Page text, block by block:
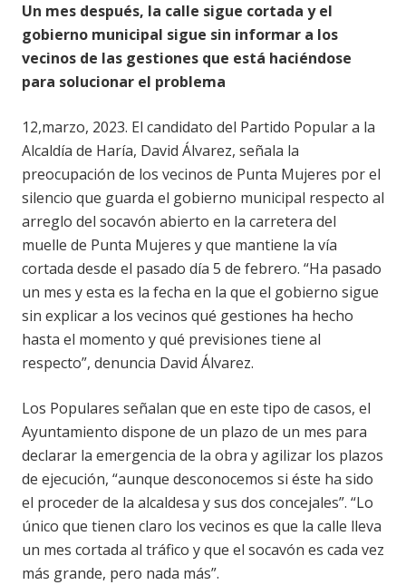
Un mes después, la calle sigue cortada y el
gobierno municipal sigue sin informar a los
vecinos de las gestiones que está haciéndose
para solucionar el problema
12,marzo, 2023. El candidato del Partido Popular a la
Alcaldía de Haría, David Álvarez, señala la
preocupación de los vecinos de Punta Mujeres por el
silencio que guarda el gobierno municipal respecto al
arreglo del socavón abierto en la carretera del
muelle de Punta Mujeres y que mantiene la vía
cortada desde el pasado día 5 de febrero. “Ha pasado
un mes y esta es la fecha en la que el gobierno sigue
sin explicar a los vecinos qué gestiones ha hecho
hasta el momento y qué previsiones tiene al
respecto”, denuncia David Álvarez.
Los Populares señalan que en este tipo de casos, el
Ayuntamiento dispone de un plazo de un mes para
declarar la emergencia de la obra y agilizar los plazos
de ejecución, “aunque desconocemos si éste ha sido
el proceder de la alcaldesa y sus dos concejales”. “Lo
único que tienen claro los vecinos es que la calle lleva
un mes cortada al tráfico y que el socavón es cada vez
más grande, pero nada más”.